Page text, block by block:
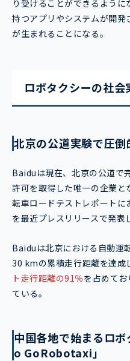
り受けることができるよう
持つアプリやシステムが開
が生まれることになる。
ロボタクシーの社会
北京の公道実験で圧
Baiduは現在、北京の公道で
許可を取得した唯一の企業
転車ロードテストレポートに
を最近プレスリリースで発表
Baiduは北京における自動運
30 kmの累積走行距離を達成
ト走行距離の91％を占めてお
ている。
中国各地で始まるロ
o GoRobotaxi」